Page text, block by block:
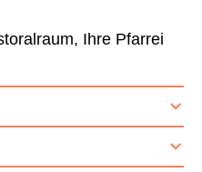
Stellenbörse
Ihre Pfarrei